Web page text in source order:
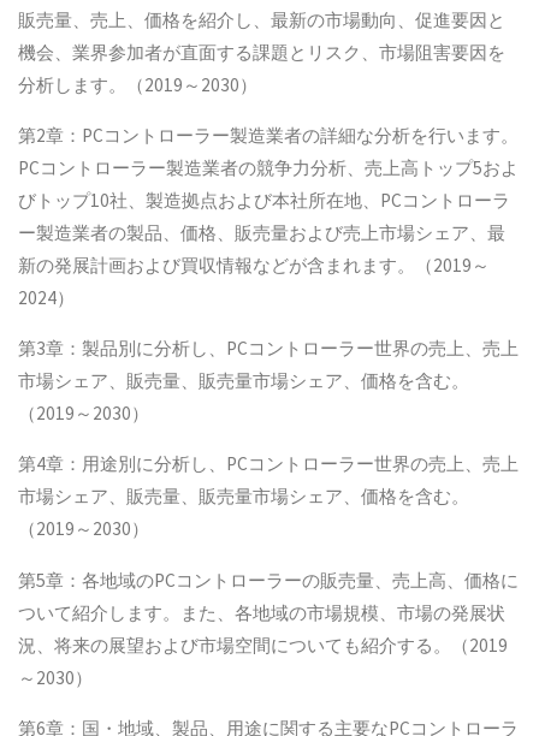
販売量、売上、価格を紹介し、最新の市場動向、促進要因と
機会、業界参加者が直面する課題とリスク、市場阻害要因を
分析します。（2019～2030）
第2章：PCコントローラー製造業者の詳細な分析を行います。
PCコントローラー製造業者の競争力分析、売上高トップ5およ
びトップ10社、製造拠点および本社所在地、PCコントローラ
ー製造業者の製品、価格、販売量および売上市場シェア、最
新の発展計画および買収情報などが含まれます。（2019～
2024）
第3章：製品別に分析し、PCコントローラー世界の売上、売上
市場シェア、販売量、販売量市場シェア、価格を含む。
（2019～2030）
第4章：用途別に分析し、PCコントローラー世界の売上、売上
市場シェア、販売量、販売量市場シェア、価格を含む。
（2019～2030）
第5章：各地域のPCコントローラーの販売量、売上高、価格に
ついて紹介します。また、各地域の市場規模、市場の発展状
況、将来の展望および市場空間についても紹介する。（2019
～2030）
第6章：国・地域、製品、用途に関する主要なPCコントローラ